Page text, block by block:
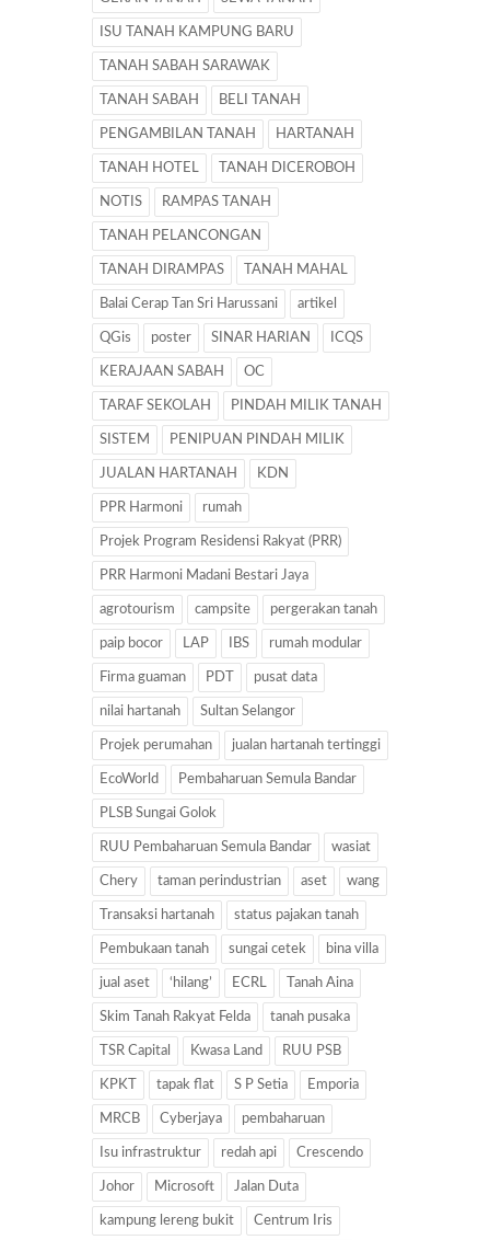
ISU TANAH KAMPUNG BARU
TANAH SABAH SARAWAK
TANAH SABAH BELI TANAH
PENGAMBILAN TANAH HARTANAH
TANAH HOTEL TANAH DICEROBOH
NOTIS RAMPAS TANAH
TANAH PELANCONGAN
TANAH DIRAMPAS TANAH MAHAL
Balai Cerap Tan Sri Harussani artikel
QGis poster SINAR HARIAN ICQS
KERAJAAN SABAH OC
TARAF SEKOLAH PINDAH MILIK TANAH
SISTEM PENIPUAN PINDAH MILIK
JUALAN HARTANAH KDN
PPR Harmoni rumah
Projek Program Residensi Rakyat (PRR)
PRR Harmoni Madani Bestari Jaya
agrotourism campsite pergerakan tanah
paip bocor LAP IBS rumah modular
Firma guaman PDT pusat data
nilai hartanah Sultan Selangor
Projek perumahan jualan hartanah tertinggi
EcoWorld Pembaharuan Semula Bandar
PLSB Sungai Golok
RUU Pembaharuan Semula Bandar wasiat
Chery taman perindustrian aset wang
Transaksi hartanah status pajakan tanah
Pembukaan tanah sungai cetek bina villa
jual aset ‘hilang’ ECRL Tanah Aina
Skim Tanah Rakyat Felda tanah pusaka
TSR Capital Kwasa Land RUU PSB
KPKT tapak flat S P Setia Emporia
MRCB Cyberjaya pembaharuan
Isu infrastruktur redah api Crescendo
Johor Microsoft Jalan Duta
kampung lereng bukit Centrum Iris